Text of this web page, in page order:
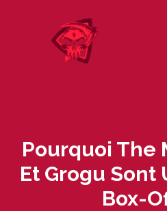
Pourquoi The
Et Grogu Sont
Box-